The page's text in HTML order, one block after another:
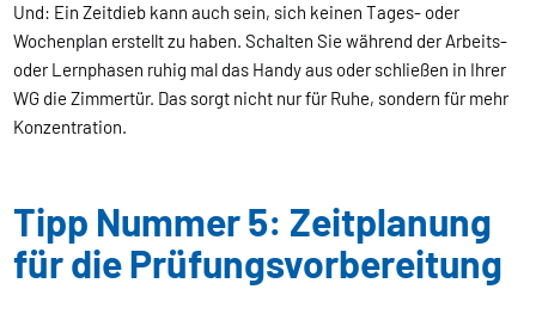
Und: Ein Zeitdieb kann auch sein, sich keinen Tages- oder
Wochenplan erstellt zu haben. Schalten Sie während der Arbeits-
oder Lernphasen ruhig mal das Handy aus oder schließen in Ihrer
WG die Zimmertür. Das sorgt nicht nur für Ruhe, sondern für mehr
Konzentration.
Tipp Nummer 5: Zeitplanung
für die Prüfungsvorbereitung